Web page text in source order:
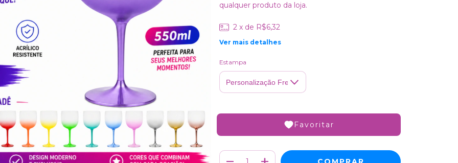
qualquer produto da loja.
2 x de R$6,32
Ver mais detalhes
Estampa
Favoritar